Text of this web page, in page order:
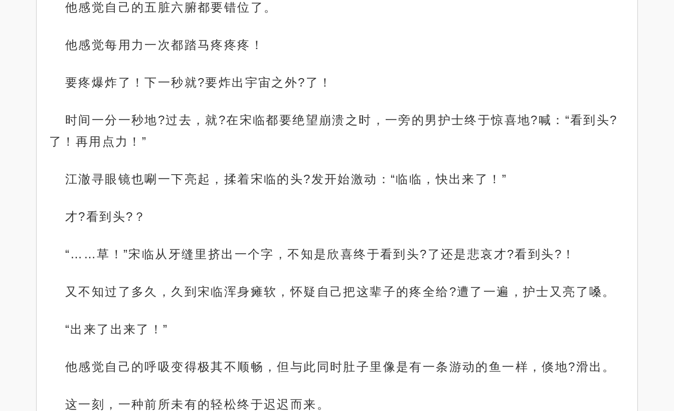
他感觉自己的五脏六腑都要错位了。
他感觉每用力一次都踏马疼疼疼！
要疼爆炸了！下一秒就?要炸出宇宙之外?了！
时间一分一秒地?过去，就?在宋临都要绝望崩溃之时，一旁的男护士终于惊喜地?喊：“看到头?
了！再用点力！”
江澈寻眼镜也唰一下亮起，揉着宋临的头?发开始激动：“临临，快出来了！”
才?看到头?？
“……草！”宋临从牙缝里挤出一个字，不知是欣喜终于看到头?了还是悲哀才?看到头?！
又不知过了多久，久到宋临浑身瘫软，怀疑自己把这辈子的疼全给?遭了一遍，护士又亮了嗓。
“出来了出来了！”
他感觉自己的呼吸变得极其不顺畅，但与此同时肚子里像是有一条游动的鱼一样，倏地?滑出。
这一刻，一种前所未有的轻松终于迟迟而来。